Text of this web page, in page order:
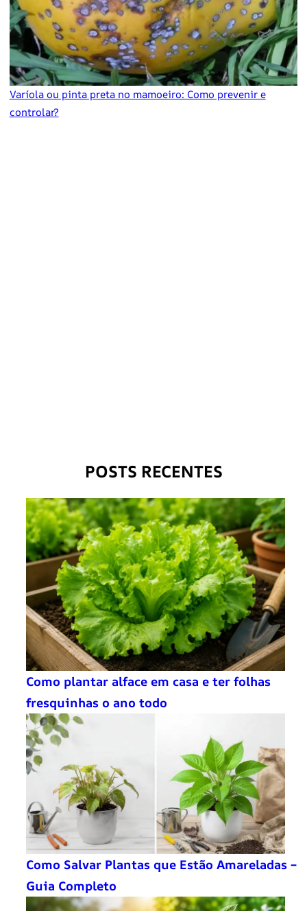
Varíola ou pinta preta no mamoeiro: Como prevenir e
controlar?
POSTS RECENTES
Como plantar alface em casa e ter folhas
fresquinhas o ano todo
Como Salvar Plantas que Estão Amareladas –
Guia Completo